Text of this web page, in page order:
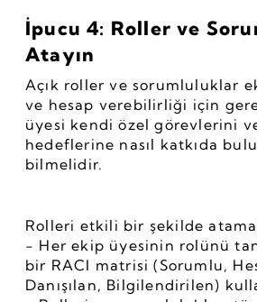
İpucu 4: Roller ve
Atayın
Açık roller ve sorumluluklar
ve hesap verebilirliği için
üyesi kendi özel görevlerini
hedeflerine nasıl katkıda
bilmelidir.
Rolleri etkili bir şekilde
- Her ekip üyesinin rolünü
bir RACI matrisi (Sorumlu,
Danışılan, Bilgilendirilen)